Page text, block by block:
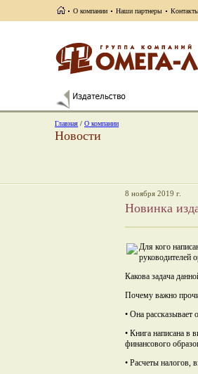
О компании Наши партнеры
Главная / О компании
Новости
8 ноября 2019 г.
Новинка
Для кого
руководителей
Какова задача
Почему важно
• Она рассказывает
• Книга написана в
финансового
• Расчеты налогов,